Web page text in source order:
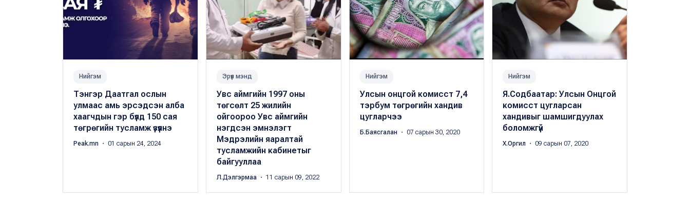
Нийгэм
Тэнгэр Даатгал ослын
улмаас амь эрсэдсэн алба
хаагчдын гэр бүлд 150 сая
төгрөгийн тусламж үзүүлнэ
Peak.mn ・ 01 сарын 24, 2024
Эрүүл мэнд
Увс аймгийн 1997 оны
төгсөлт 25 жилийн
ойгоороо Увс аймгийн
нэгдсэн эмнэлэгт
Мэдрэлийн яаралтай
тусламжийн кабинетыг
байгууллаа
Л.Дэлгэрмаа ・ 11 сарын 09, 2022
Нийгэм
Улсын онцгой комисст 7,4
тэрбум төгрөгийн хандив
цугларчээ
Б.Баясгалан ・ 07 сарын 30, 2020
Нийгэм
Я.Содбаатар: Улсын Онцгой
комисст цугларсан
хандивыг шамшигдуулах
боломжгүй
Х.Оргил ・ 09 сарын 07, 2020